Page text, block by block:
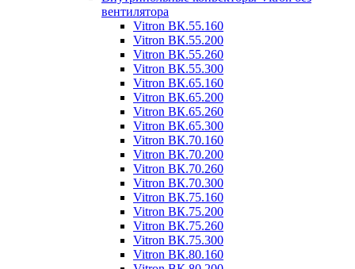
вентилятора
Vitron ВК.55.160
Vitron ВК.55.200
Vitron ВК.55.260
Vitron ВК.55.300
Vitron ВК.65.160
Vitron ВК.65.200
Vitron ВК.65.260
Vitron ВК.65.300
Vitron ВК.70.160
Vitron ВК.70.200
Vitron ВК.70.260
Vitron ВК.70.300
Vitron ВК.75.160
Vitron ВК.75.200
Vitron ВК.75.260
Vitron ВК.75.300
Vitron ВК.80.160